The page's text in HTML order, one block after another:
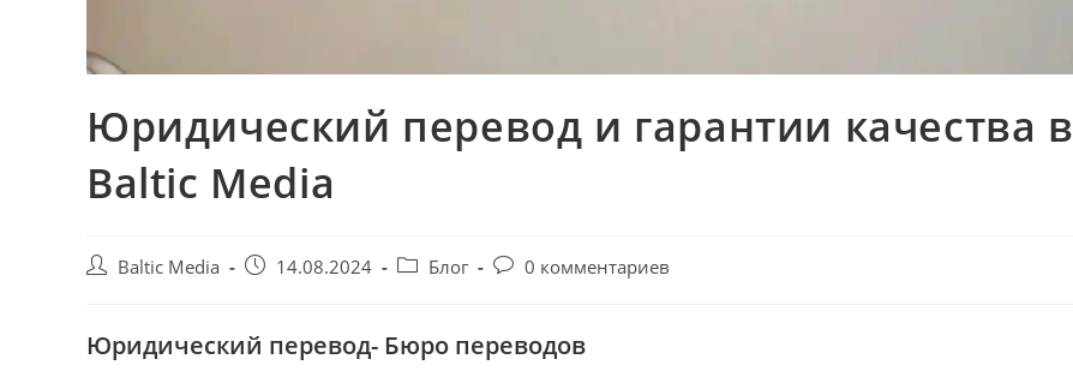
Юридический перевод и гарантии качества в
Baltic Media
АвторBaltic Media
Запись14.08.2024
Рубрика
Блог
Комментарии
0 комментариев
Юридический перевод- Бюро переводов